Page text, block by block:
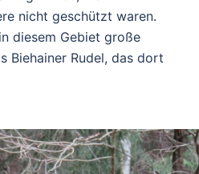
nicht geschützt waren.
diesem Gebiet große
Biehainer Rudel, das dort